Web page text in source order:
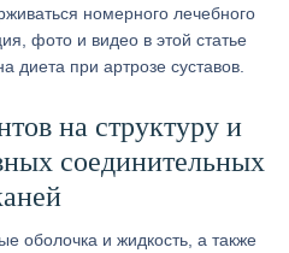
номерного лечебного
фото и видео в этой статье
диета при артрозе суставов.
на структуру и
соединительных
оболочка и жидкость, а также